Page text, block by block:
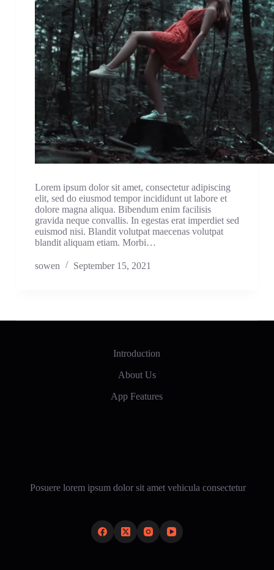
Lorem ipsum dolor sit amet, consectetur adipiscing
elit, sed do eiusmod tempor incididunt ut labore et
dolore magna aliqua. Bibendum enim facilisis
gravida neque convallis. In egestas erat imperdiet sed
euismod nisi. Blandit volutpat maecenas volutpat
blandit aliquam etiam. Morbi…
sowen September 15, 2021
Introduction
About Us
App Features
Posuere lorem ipsum dolor sit amet vehicula consectetur